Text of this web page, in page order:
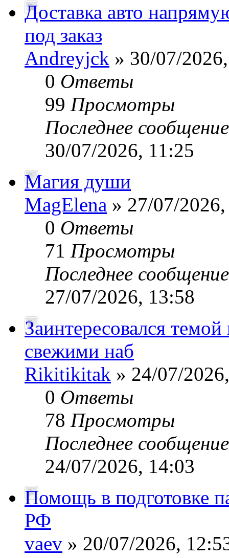
Доставка авто
под заказ
Andreyjck » 30/07/
0 Ответы
99 Просмотры
Последнее
30/07/2026, 11:25
Магия души
MagElena » 27/07/
0 Ответы
71 Просмотры
Последнее
27/07/2026, 13:58
Заинтересовался
свежими наб
Rikitikitak » 24/07/
0 Ответы
78 Просмотры
Последнее
24/07/2026, 14:03
Помощь в подготовке
РФ
vaev » 20/07/2026,